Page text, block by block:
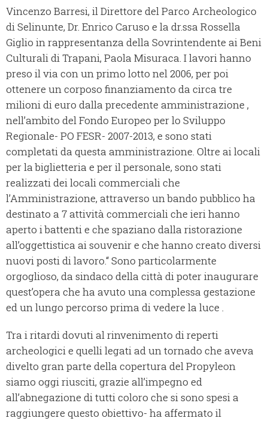
Vincenzo Barresi, il Direttore del Parco Archeologico
di Selinunte, Dr. Enrico Caruso e la dr.ssa Rossella
Giglio in rappresentanza della Sovrintendente ai Beni
Culturali di Trapani, Paola Misuraca. I lavori hanno
preso il via con un primo lotto nel 2006, per poi
ottenere un corposo finanziamento da circa tre
milioni di euro dalla precedente amministrazione ,
nell’ambito del Fondo Europeo per lo Sviluppo
Regionale- PO FESR- 2007-2013, e sono stati
completati da questa amministrazione. Oltre ai locali
per la biglietteria e per il personale, sono stati
realizzati dei locali commerciali che
l’Amministrazione, attraverso un bando pubblico ha
destinato a 7 attività commerciali che ieri hanno
aperto i battenti e che spaziano dalla ristorazione
all’oggettistica ai souvenir e che hanno creato diversi
nuovi posti di lavoro.“ Sono particolarmente
orgoglioso, da sindaco della città di poter inaugurare
quest’opera che ha avuto una complessa gestazione
ed un lungo percorso prima di vedere la luce .
Tra i ritardi dovuti al rinvenimento di reperti
archeologici e quelli legati ad un tornado che aveva
divelto gran parte della copertura del Propyleon
siamo oggi riusciti, grazie all’impegno ed
all’abnegazione di tutti coloro che si sono spesi a
raggiungere questo obiettivo- ha affermato il